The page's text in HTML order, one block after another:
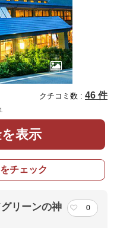
クチコミ数 : 46 件
表示
チェック
リーンの神
0